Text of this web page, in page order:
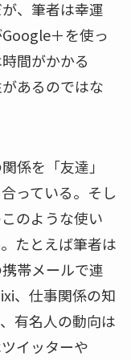
、筆者は幸運
＋を使っ
間がかかる
あるのではな
係を「友達」
っている。そし
のような使い
たとえば筆者は
帯メールで連
、仕事関係の知
有名人の動向は
イッターや